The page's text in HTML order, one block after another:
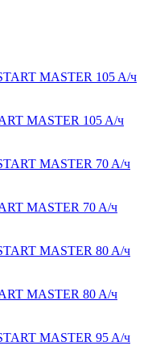
MASTER 105 A/ч
MASTER 70 A/ч
MASTER 80 A/ч